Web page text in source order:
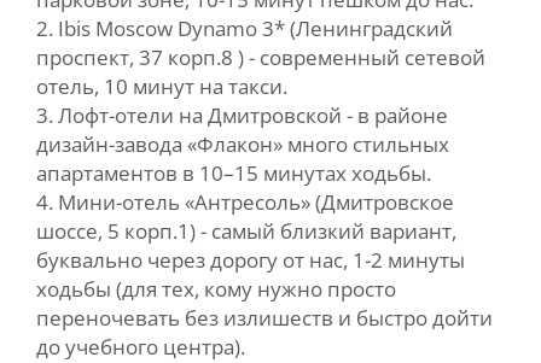
2. Ibis Moscow Dynamo 3* (Ленинградский
проспект, 37 корп.8 ) - современный сетевой
отель, 10 минут на такси.
3. Лофт-отели на Дмитровской - в районе
дизайн-завода «Флакон» много стильных
апартаментов в 10–15 минутах ходьбы.
4. Мини-отель «Антресоль» (Дмитровское
шоссе, 5 корп.1) - самый близкий вариант,
буквально через дорогу от нас, 1-2 минуты
ходьбы (для тех, кому нужно просто
переночевать без излишеств и быстро дойти
до учебного центра).